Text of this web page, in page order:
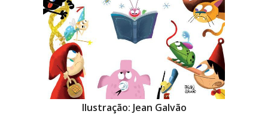
Ilustração: Jean Galvão